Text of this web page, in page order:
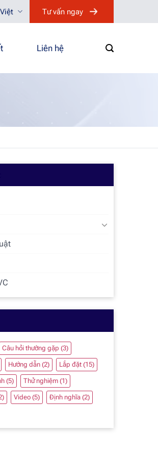
Tư vấn ngay
Liên hệ
Câu hỏi thường gặp (3)
Hướng dẫn (2) Lắp đặt (15)
(5) Thử nghiệm (1)
Video (5) Định nghĩa (2)